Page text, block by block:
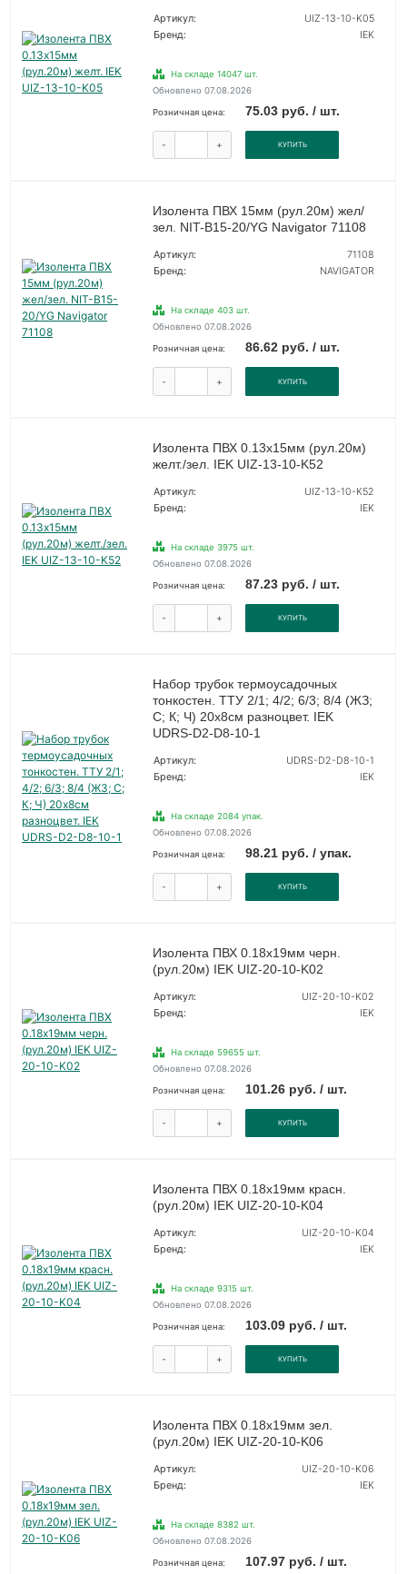
Артикул:
UIZ-13-10-K05
Бренд:
IEK
На складе 14047 шт.
Обновлено 07.08.2026
Розничная цена: 75.03 руб. / шт.
- + КУПИТЬ
Изолента ПВХ 15мм (рул.20м) жел/
зел. NIT-B15-20/YG Navigator 71108
Артикул:
71108
Бренд:
NAVIGATOR
На складе 403 шт.
Обновлено 07.08.2026
Розничная цена: 86.62 руб. / шт.
- + КУПИТЬ
Изолента ПВХ 0.13х15мм (рул.20м)
желт./зел. IEK UIZ-13-10-K52
Артикул:
UIZ-13-10-K52
Бренд:
IEK
На складе 3975 шт.
Обновлено 07.08.2026
Розничная цена: 87.23 руб. / шт.
- + КУПИТЬ
Набор трубок термоусадочных
тонкостен. ТТУ 2/1; 4/2; 6/3; 8/4 (ЖЗ;
С; К; Ч) 20х8см разноцвет. IEK
UDRS-D2-D8-10-1
Артикул:
UDRS-D2-D8-10-1
Бренд:
IEK
На складе 2084 упак.
Обновлено 07.08.2026
Розничная цена: 98.21 руб. / упак.
- + КУПИТЬ
Изолента ПВХ 0.18х19мм черн.
(рул.20м) IEK UIZ-20-10-K02
Артикул:
UIZ-20-10-K02
Бренд:
IEK
На складе 59655 шт.
Обновлено 07.08.2026
Розничная цена: 101.26 руб. / шт.
- + КУПИТЬ
Изолента ПВХ 0.18х19мм красн.
(рул.20м) IEK UIZ-20-10-K04
Артикул:
UIZ-20-10-K04
Бренд:
IEK
На складе 9315 шт.
Обновлено 07.08.2026
Розничная цена: 103.09 руб. / шт.
- + КУПИТЬ
Изолента ПВХ 0.18х19мм зел.
(рул.20м) IEK UIZ-20-10-K06
Артикул:
UIZ-20-10-K06
Бренд:
IEK
На складе 8382 шт.
Обновлено 07.08.2026
Розничная цена: 107.97 руб. / шт.